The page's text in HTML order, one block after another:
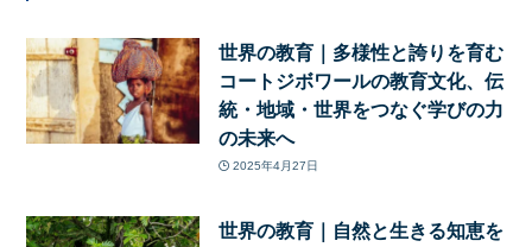
世界の教育｜多様性と誇りを育む
コートジボワールの教育文化、伝
統・地域・世界をつなぐ学びの力
の未来へ
2025年4月27日
世界の教育｜自然と生きる知恵を